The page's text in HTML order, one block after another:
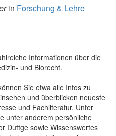
in Forschung & Lehre
Informationen über die
und Biorecht.
Sie etwa alle Infos zu
und überblicken neueste
und Fachliteratur. Unter
unter anderem persönliche
Duttge sowie Wissenswertes